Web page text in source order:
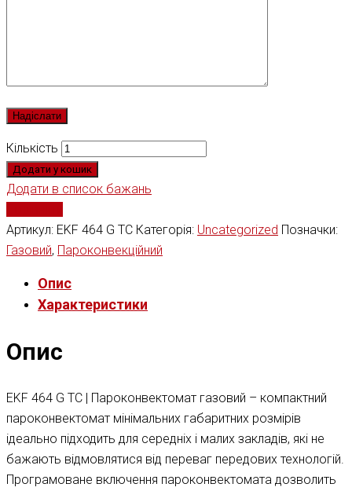
Кількість
Додати у кошик
Додати в список бажань
Артикул: EKF 464 G TC Категорія: Uncategorized Позначки:
Газовий, Пароконвекційний
Опис
Характеристики
Опис
EKF 464 G TC | Пароконвектомат газовий – компактний
пароконвектомат мінімальних габаритних розмірів
ідеально підходить для середніх і малих закладів, які не
бажають відмовлятися від переваг передових технологій.
Програмоване включення пароконвектомата дозволить